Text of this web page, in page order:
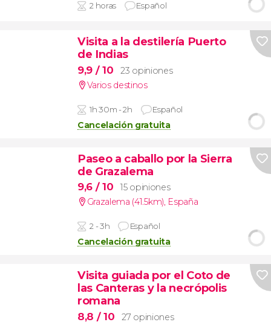
2 horas Español
Visita a la destilería Puerto
de Indias
9,9 / 10
23 opiniones
Varios destinos
1h 30m - 2h Español
Cancelación gratuita
Paseo a caballo por la Sierra
de Grazalema
9,6 / 10
15 opiniones
Grazalema (41.5km), España
2 - 3h Español
Cancelación gratuita
Visita guiada por el Coto de
las Canteras y la necrópolis
romana
8,8 / 10
27 opiniones